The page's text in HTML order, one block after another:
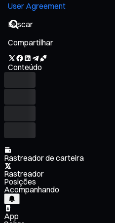
User Agreement
Compartilhar
Conteúdo
Rastreador de carteira
Rastreador
Posições
Acompanhando
App